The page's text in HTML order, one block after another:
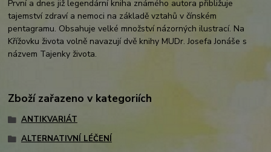
První a dnes již legendární kniha známého autora přibližuje
tajemství zdraví a nemoci na základě vztahů v čínském
pentagramu. Obsahuje velké množství názorných ilustrací. Na
Křížovku života volně navazují dvě knihy MUDr. Josefa Jonáše s
názvem Tajenky života.
Zboží zařazeno v kategoriích
ANTIKVARIÁT
ALTERNATIVNÍ LÉČENÍ